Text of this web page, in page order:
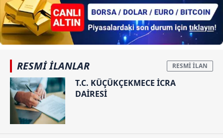
reklam/pazarlama faaliyetlerinin yapılması, amaçlarıyla
sınırlı olarak açık rızanız dahilinde kullanılacaktır.
Çerezlere ilişkin tercihlerinizi aşağıda yer alan panel
vasıtasıyla belirleyebilirsiniz. Çerezlere ilişkin detaylı bilgi
için Ayarlar butonuna tıklayabilir,
Çerez Bilgilendirme
Metnimizi ziyaret edebilirsiniz.
6698 sayılı Kişisel Verilerin Korunması Kanunu uyarınca
hazırlanmış Aydınlatma Metnimizi okumak ve sitemizde
RESMİ İLANLAR
T.C. KÜÇÜKÇEKMECE İCRA
DAİRESİ